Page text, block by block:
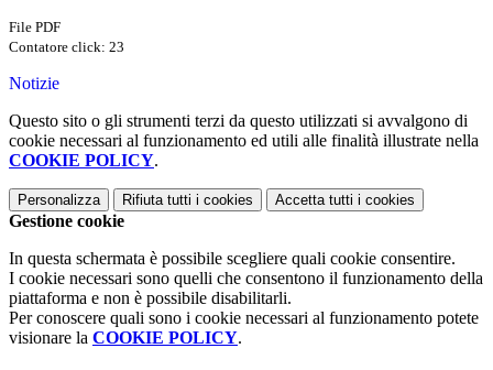
File PDF
Contatore click: 23
Notizie
Questo sito o gli strumenti terzi da questo utilizzati si avvalgono di
cookie necessari al funzionamento ed utili alle finalità illustrate nella
COOKIE POLICY.
Personalizza Rifiuta tutti i cookies Accetta tutti i cookies
Gestione cookie
In questa schermata è possibile scegliere quali cookie consentire.
I cookie necessari sono quelli che consentono il funzionamento della
piattaforma e non è possibile disabilitarli.
Per conoscere quali sono i cookie necessari al funzionamento potete
visionare la COOKIE POLICY.